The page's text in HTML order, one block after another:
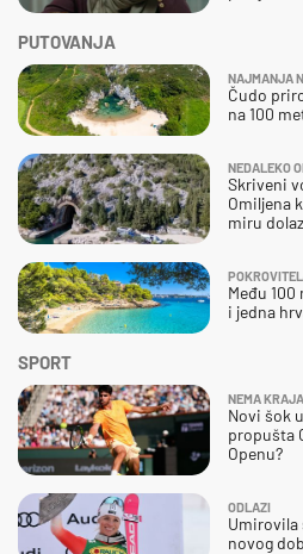
SPORT
NEMA KRAJA
Novi šok
propušta
Openu?
ODLAZI
Umirovila
novog
PUTOVANJA
NAJMANJA
Čudo
na 100
NEDALEKO
Skriveni
Omiljena
miru
Među
i jedna